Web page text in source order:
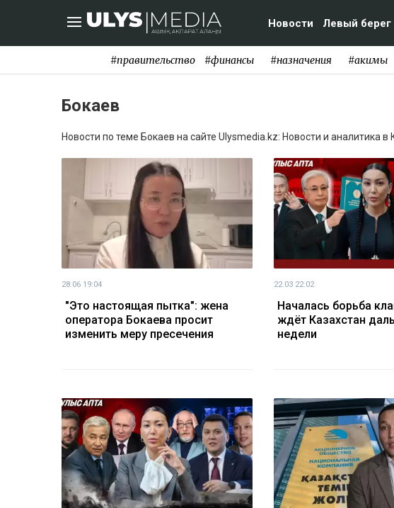
Новости Левый берег
#правительство #финансы #назначения #акимы
Бокаев
Новости по теме Бокаев на сайте Ulysmedia.kz: Новости и аналитика в
28.06 19:04
"Это настоящая пытка": жена
оператора Бокаева просит
изменить меру пресечения
22.03 22:02
Началась борьба
ждёт Казахстан
недели